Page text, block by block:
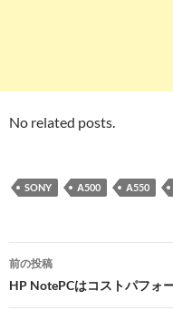
No related posts.
SONY Α500 Α550
投
稿
前の投稿
HP NotePCはコストパフォ